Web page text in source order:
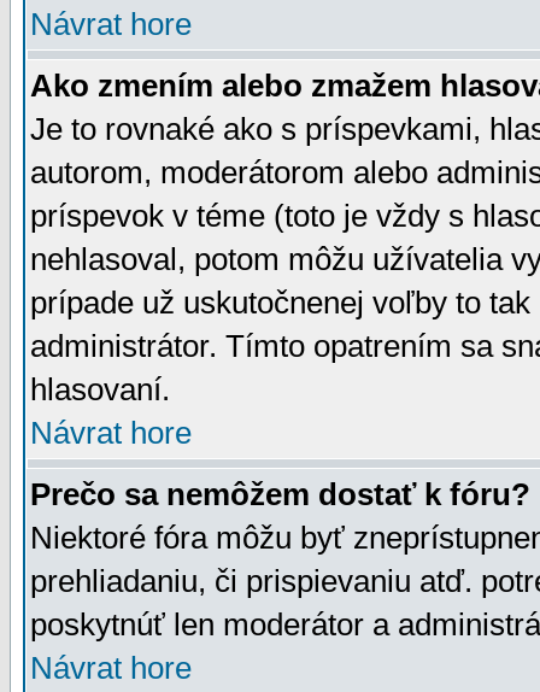
Návrat hore
Ako zmením alebo zmažem
Je to rovnaké ako s príspevkami,
autorom, moderátorom alebo
príspevok v téme (toto je vždy s
nehlasoval, potom môžu užívatelia
prípade už uskutočnenej voľby to
administrátor. Tímto opatrením sa
hlasovaní.
Návrat hore
Prečo sa nemôžem dostať k fóru?
Niektoré fóra môžu byť
prehliadaniu, či prispievaniu atď.
poskytnúť len moderátor a
Návrat hore